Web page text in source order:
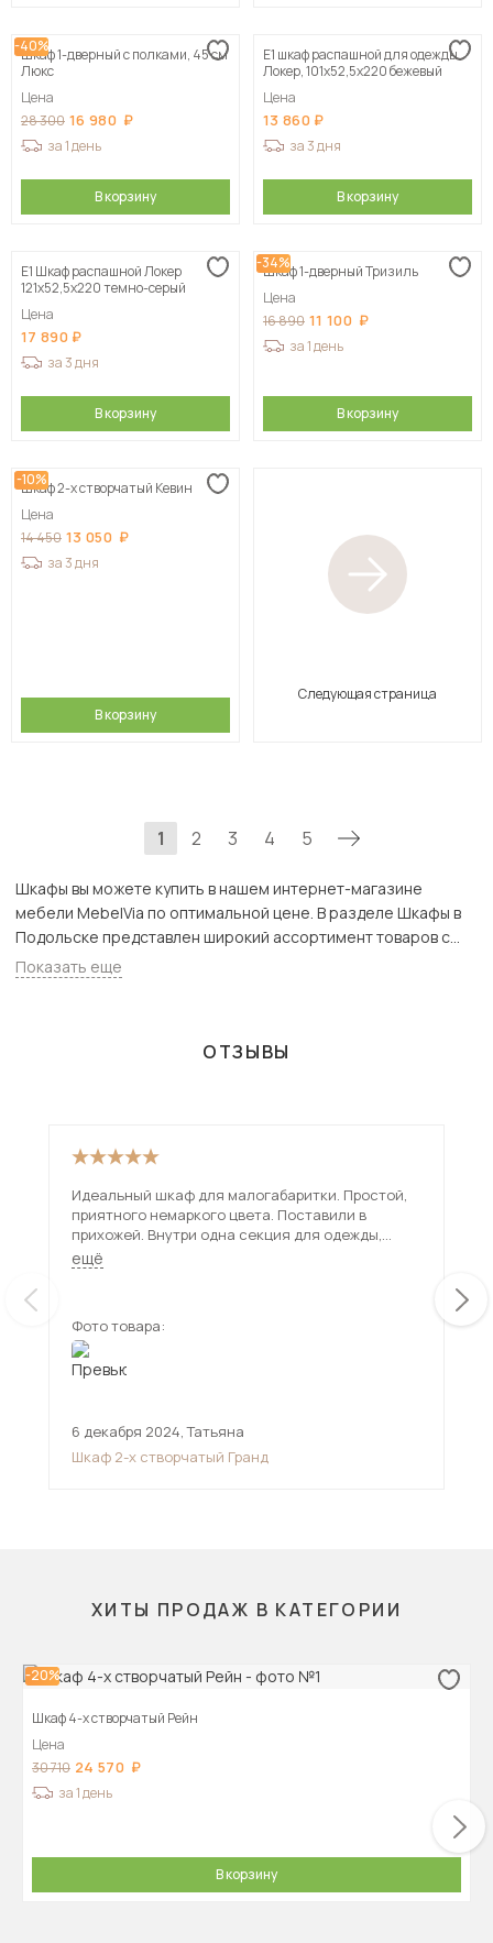
-40%
Шкаф 1-дверный с полками, 45 см
Люкс
Цена
28 300 16 980
за 1 день
В корзину
Е1 шкаф распашной для одежды
Локер, 101х52,5х220 бежевый
Цена
13 860
за 3 дня
В корзину
Е1 Шкаф распашной Локер
121x52,5x220 темно-серый
Цена
17 890
за 3 дня
В корзину
-34%
Шкаф 1-дверный Тризиль
Цена
16 890 11 100
за 1 день
В корзину
-10%
Шкаф 2-х створчатый Кевин
Цена
14 450 13 050
за 3 дня
В корзину
Следующая страница
1 2 3 4 5
Шкафы вы можете купить в нашем интернет-магазине
мебели MebelVia по оптимальной цене. В разделе Шкафы в
Подольске представлен широкий ассортимент товаров с
доставкой в Москве и Подмосковью, включая Подольск.
Всего товаров в категории «Шкафы» - 8248 шт.
Показать еще
ОТЗЫВЫ
Идеальный шкаф для малогабаритки. Простой,
приятного немаркого цвета. Поставили в
прихожей. Внутри одна секция для одежды,
другая с полками.
ещё
Фото товара:
6 декабря 2024,Татьяна
Шкаф 2-х створчатый Гранд
ХИТЫ ПРОДАЖ В КАТЕГОРИИ
-20%
Шкаф 4-х створчатый Рейн
Цена
30 710 24 570
за 1 день
В корзину